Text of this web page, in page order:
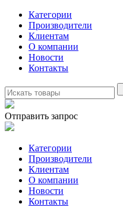
Категории
Производители
Клиентам
О компании
Новости
Контакты
Отправить запрос
Категории
Производители
Клиентам
О компании
Новости
Контакты